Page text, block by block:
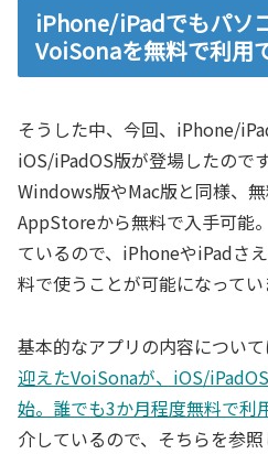
iPhone/iPadでもパソ
VoiSonaを無料で利用
そうした中、今回、iPhone/
iOS/iPadOS版が登場したので
Windows版やMac版と同様、無
AppStoreから無料で入手可能
ているので、iPhoneやiPadさ
料で使うことが可能になってい
基本的なアプリの内容につい
迎えたVoiSonaが、iOS/
始。誰でも3か月程度無料で利
介しているので、そちらを参